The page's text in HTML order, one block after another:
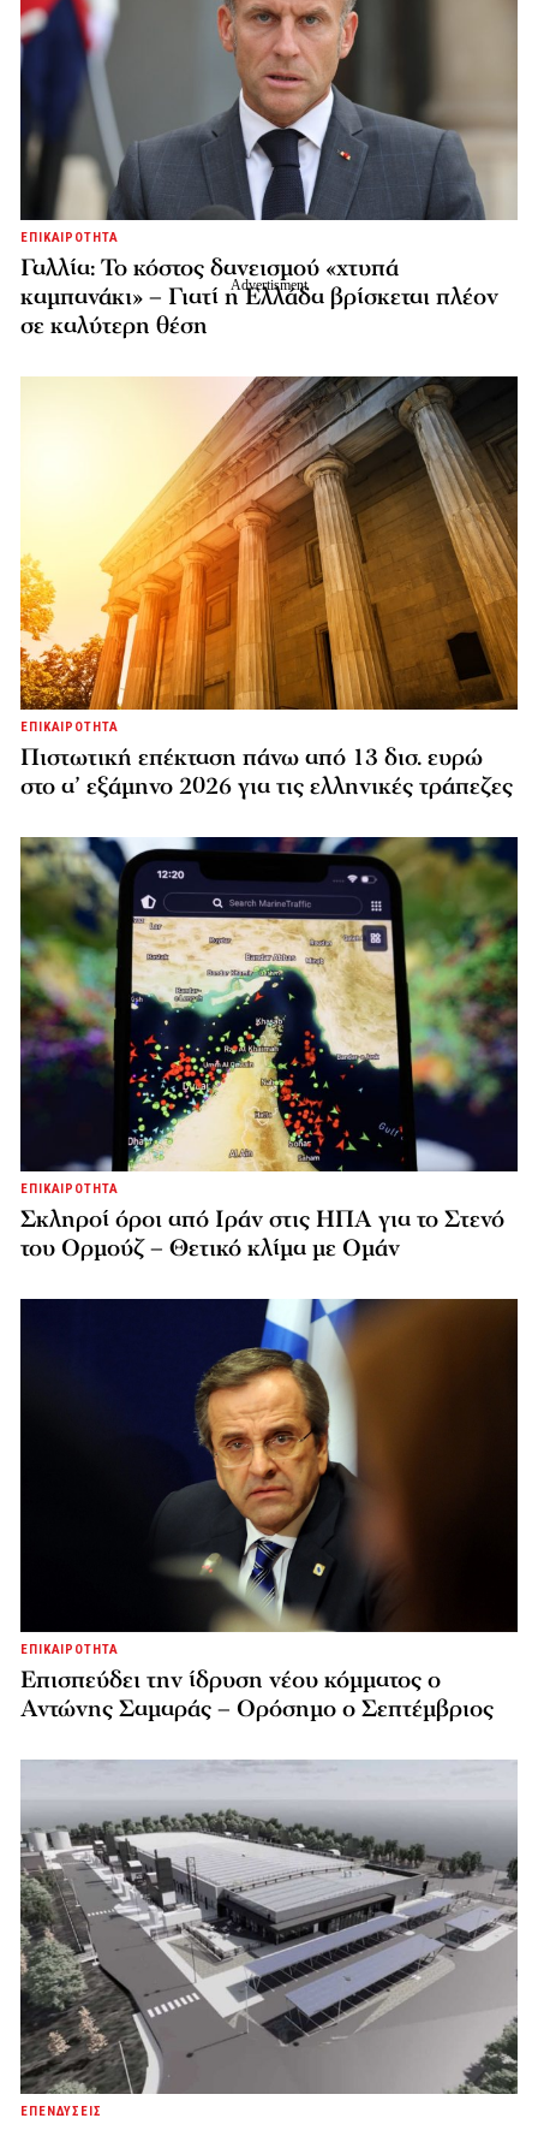
ΕΠΙΚΑΙΡΟΤΗΤΑ
Γαλλία: Το κόστος δανεισμού «χτυπά
καμπανάκι» – Γιατί η Ελλάδα βρίσκεται πλέον
σε καλύτερη θέση
ΕΠΙΚΑΙΡΟΤΗΤΑ
Πιστωτική επέκταση πάνω από 13 δισ. ευρώ
στο α’ εξάμηνο 2026 για τις ελληνικές τράπεζες
ΕΠΙΚΑΙΡΟΤΗΤΑ
Σκληροί όροι από Ιράν στις ΗΠΑ για το Στενό
του Ορμούζ – Θετικό κλίμα με Ομάν
ΕΠΙΚΑΙΡΟΤΗΤΑ
Επισπεύδει την ίδρυση νέου κόμματος o
Αντώνης Σαμαράς – Ορόσημο ο Σεπτέμβριος
ΕΠΕΝΔΥΣΕΙΣ